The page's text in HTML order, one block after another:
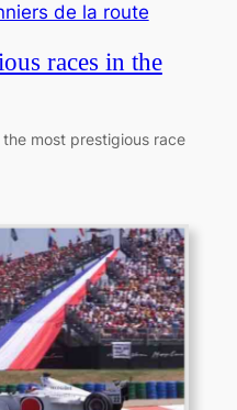
de la route
races in the
most prestigious race